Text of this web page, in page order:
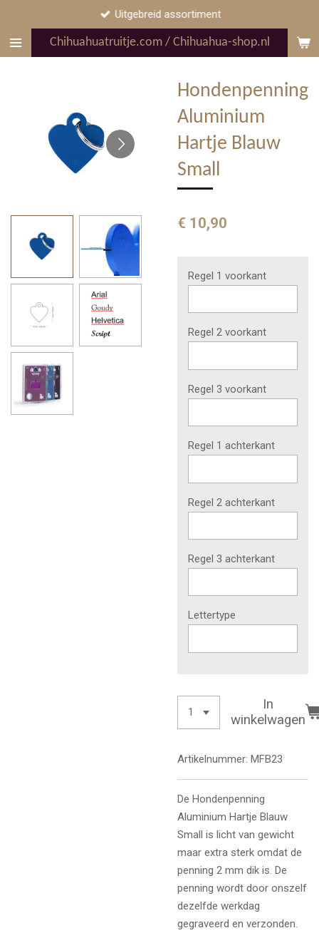
naar
Chihuahuatruitje.com / Chihuahua-shop.nl
Uitgebreid assortiment
Hondenpenning
Aluminium
Hartje Blauw
Small
€ 10,90
Regel 1 voorkant
Regel 2 voorkant
Regel 3 voorkant
Regel 1 achterkant
Regel 2 achterkant
Regel 3 achterkant
Lettertype
In
winkelwagen
Artikelnummer: MFB23
De Hondenpenning
Aluminium Hartje Blauw
Small is licht van gewicht
maar extra sterk omdat de
penning 2 mm dik is. De
penning wordt door onszelf
dezelfde werkdag
gegraveerd en verzonden.